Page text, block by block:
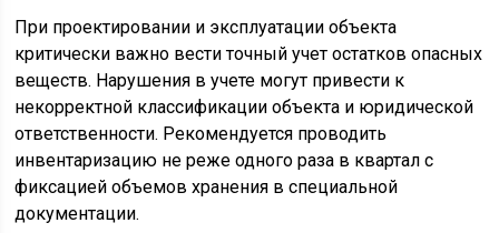
При проектировании и эксплуатации объекта
критически важно вести точный учет остатков опасных
веществ. Нарушения в учете могут привести к
некорректной классификации объекта и юридической
ответственности. Рекомендуется проводить
инвентаризацию не реже одного раза в квартал с
фиксацией объемов хранения в специальной
документации.